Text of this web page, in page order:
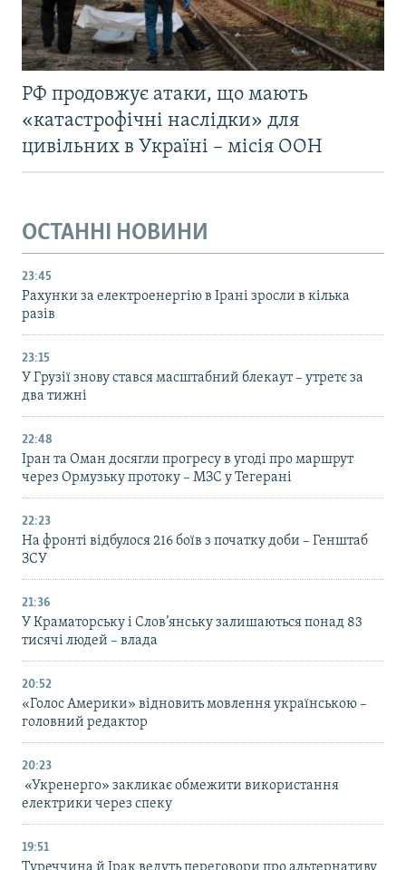
РФ продовжує атаки, що мають
«катастрофічні наслідки» для
цивільних в Україні – місія ООН
ОСТАННІ НОВИНИ
23:45
Рахунки за електроенергію в Ірані зросли в кілька
разів
23:15
У Грузії знову стався масштабний блекаут – утретє за
два тижні
22:48
Іран та Оман досягли прогресу в угоді про маршрут
через Ормузьку протоку – МЗС у Тегерані
22:23
На фронті відбулося 216 боїв з початку доби – Генштаб
ЗСУ
21:36
У Краматорську і Слов’янську залишаються понад 83
тисячі людей – влада
20:52
«Голос Америки» відновить мовлення українською –
головний редактор
20:23
«Укренерго» закликає обмежити використання
електрики через спеку
19:51
Туреччина й Ірак ведуть переговори про альтернативу